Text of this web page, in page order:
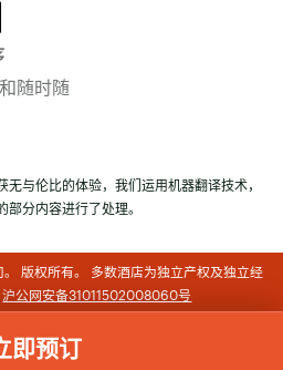
即预订
随时随
与伦比的体验，我们运用机器翻译技术，
部分内容进行了处理。
版权所有。 多数酒店为独立产权及独立经
沪公网安备31011502008060号